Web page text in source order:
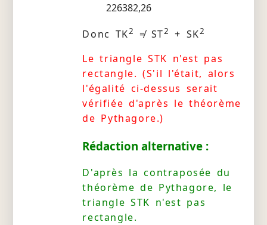
226382,26
Donc TK2 ≠ ST2 + SK2
Le triangle STK n'est pas
rectangle. (S'il l'était, alors
l'égalité ci-dessus serait
vérifiée d'après le théorème
de Pythagore.)
Rédaction alternative :
D'après la contraposée du
théorème de Pythagore, le
triangle STK n'est pas
rectangle.